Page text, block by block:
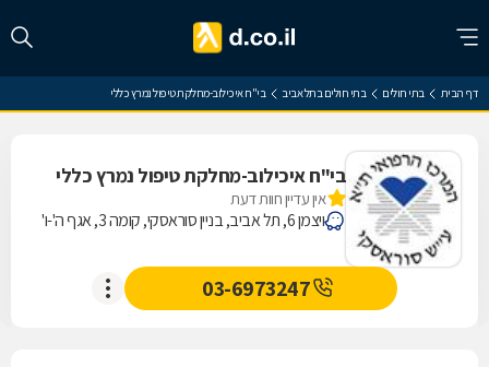
דף הבית בתי חולים בתי חולים בתל אביב בי"ח איכילוב-מחלקת טיפול נמרץ כללי
בי"ח איכילוב-מחלקת טיפול נמרץ כללי
אין עדיין חוות דעת
ויצמן 6, תל אביב, בניין סוראסקי, קומה 3, אגף ה'-ו'
03-6973247